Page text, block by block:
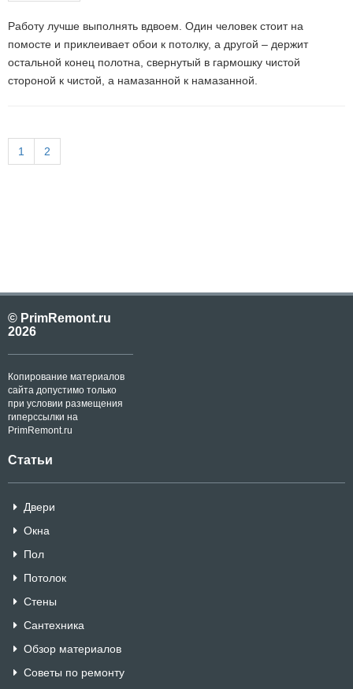
Работу лучше выполнять вдвоем. Один человек стоит на
помосте и приклеивает обои к потолку, а другой – держит
остальной конец полотна, свернутый в гармошку чистой
стороной к чистой, а намазанной к намазанной.
1 2
© PrimRemont.ru
2026
Копирование материалов
сайта допустимо только
при условии размещения
гиперссылки на
PrimRemont.ru
Статьи
Двери
Окна
Пол
Потолок
Стены
Сантехника
Обзор материалов
Советы по ремонту